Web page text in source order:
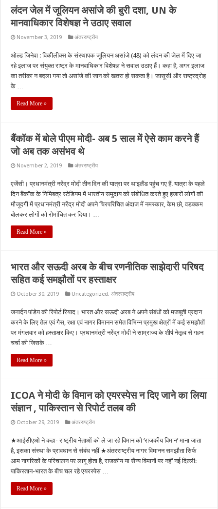
लंदन जेल में जूलियन असांजे की बुरी दशा, UN के
मानवाधिकार विशेषज्ञ ने उठाए सवाल
November 3, 2019 अंतरराष्ट्रीय
ओल्ड जिनेवा : विकीलीक्स के संस्थापक जूलियन असांजे (48) को लंदन की जेल में दिए जा
रहे इलाज पर संयुक्त राष्ट्र के मानवाधिकार विशेषज्ञ ने सवाल उठाए हैं। कहा है, अगर इलाज
का तरीका न बदला गया तो असांजे की जान को खतरा हो सकता है। जासूसी और राष्ट्रद्रोह
के …
Read More »
बैंकॉक में बोले पीएम मोदी- अब 5 साल में ऐसे काम करने हैं
जो अब तक असंभव थे
November 2, 2019 अंतरराष्ट्रीय
एजेंसी। प्रधानमंत्री नरेंद्र मोदी तीन दिन की यात्रा पर थाइलैंड पहुंच गए हैं. यात्रा के पहले
दिन बैंकॉक के निमिबत्र स्‍टेडियम में भारतीय समुदाय को संबोधित करते हुए हजारों लोगों की
मौजूदगी में प्रधानमंत्री नरेंद्र मोदी अपने चिरपरिचित अंदाज में नमस्कार, केम छो, वडक्कम
बोलकर लोगों को रोमांचित कर दिया। …
Read More »
भारत और सऊदी अरब के बीच रणनीतिक साझेदारी परिषद
सहित कई समझौतों पर हस्ताक्षर
October 30, 2019 Uncategorized,अंतरराष्ट्रीय
जनार्दन पांडेय की रिपोर्ट रियाद। भारत और सऊदी अरब ने अपने संबंधों को मजबूती प्रदान
करने के लिए तेल एवं गैस, रक्षा एवं नागर विमानन समेत विभिन्न प्रमुख क्षेत्रों में कई समझौतों
पर मंगलवार को हस्ताक्षर किए। प्रधानमंत्री नरेंद्र मोदी ने साम्राज्य के शीर्ष नेतृत्व से गहन
चर्चा की जिसके …
Read More »
ICOA ने मोदी के विमान को एयरस्पेस न दिए जाने का लिया
संज्ञान , पाकिस्तान से रिपोर्ट तलब की
October 29, 2019 अंतरराष्ट्रीय
★आईसीएओ ने कहा- राष्ट्रीय नेताओं को ले जा रहे विमान को ‘राजकीय विमान’ माना जाता
है, इसका संस्था के प्रावधान से संबंध नहीं ★अंतरराष्ट्रीय नागर विमानन समझौता सिर्फ
आम नागरिकों के परिचालन पर लागू होता है, राजकीय या सैन्य विमानों पर नहीं नई दिल्ली:
पाकिस्तान-भारत के बीच चल रहे एयरस्पेस …
Read More »